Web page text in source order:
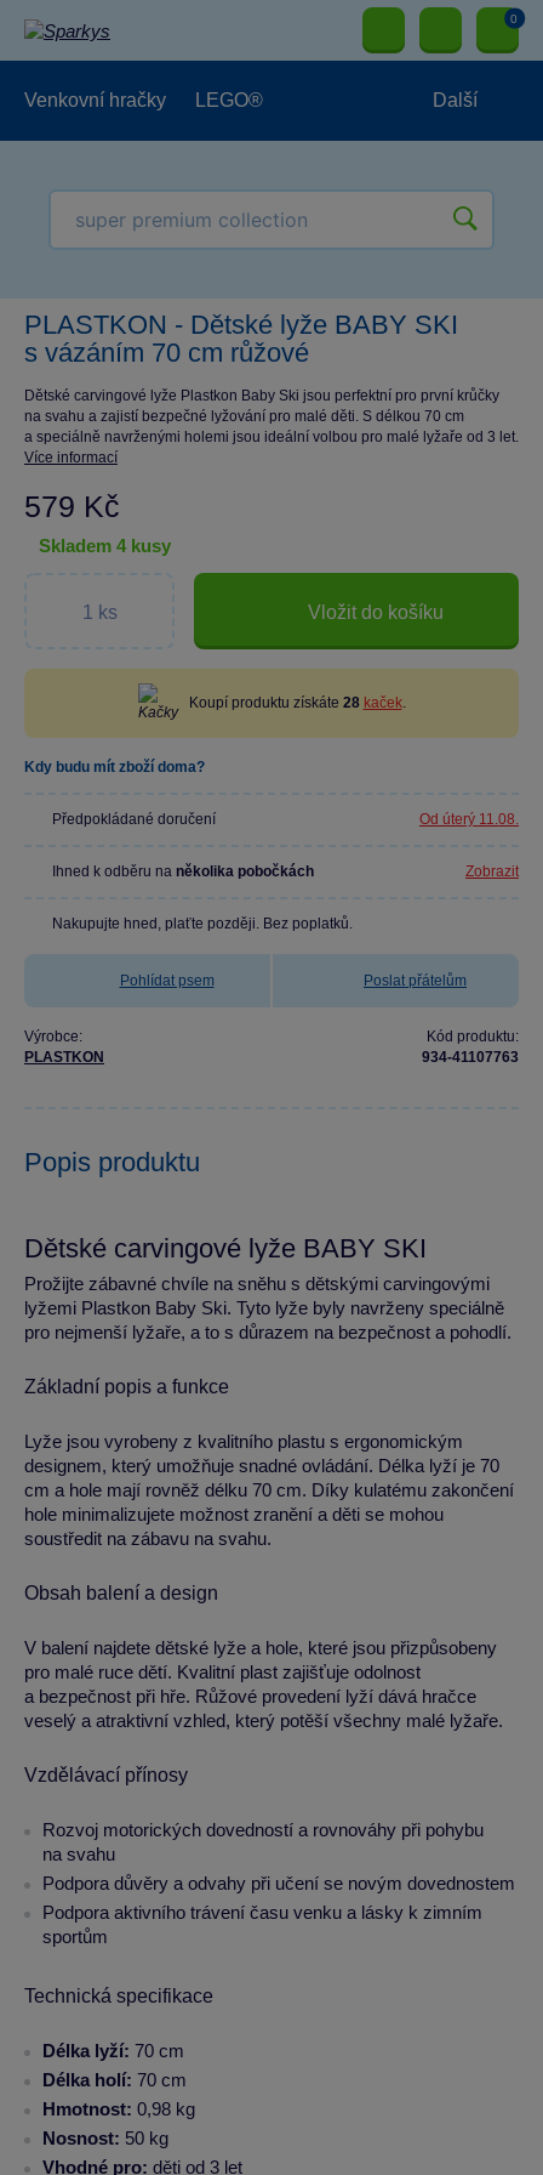
0
Venkovní hračky LEGO® Další
PLASTKON - Dětské lyže BABY SKI
s vázáním 70 cm růžové
Dětské carvingové lyže Plastkon Baby Ski jsou perfektní pro první krůčky
na svahu a zajistí bezpečné lyžování pro malé děti. S délkou 70 cm
a speciálně navrženými holemi jsou ideální volbou pro malé lyžaře od 3 let.
Více informací
579 Kč
skladem 4 kusy
Vložit do košíku
Koupí produktu získáte 28 kaček.
Kdy budu mít zboží doma?
Předpokládané doručení Od úterý 11.08.
Ihned k odběru na několika pobočkách Zobrazit
Nakupujte hned, plaťte později. Bez poplatků.
Pohlídat psem Poslat přátelům
Výrobce:
PLASTKON
Kód produktu:
934-41107763
Popis produktu
Dětské carvingové lyže BABY SKI
Prožijte zábavné chvíle na sněhu s dětskými carvingovými
lyžemi Plastkon Baby Ski. Tyto lyže byly navrženy speciálně
pro nejmenší lyžaře, a to s důrazem na bezpečnost a pohodlí.
Základní popis a funkce
Lyže jsou vyrobeny z kvalitního plastu s ergonomickým
designem, který umožňuje snadné ovládání. Délka lyží je 70
cm a hole mají rovněž délku 70 cm. Díky kulatému zakončení
hole minimalizujete možnost zranění a děti se mohou
soustředit na zábavu na svahu.
Obsah balení a design
V balení najdete dětské lyže a hole, které jsou přizpůsobeny
pro malé ruce dětí. Kvalitní plast zajišťuje odolnost
a bezpečnost při hře. Růžové provedení lyží dává hračce
veselý a atraktivní vzhled, který potěší všechny malé lyžaře.
Vzdělávací přínosy
Rozvoj motorických dovedností a rovnováhy při pohybu
na svahu
Podpora důvěry a odvahy při učení se novým dovednostem
Podpora aktivního trávení času venku a lásky k zimním
sportům
Technická specifikace
Délka lyží: 70 cm
Délka holí: 70 cm
Hmotnost: 0,98 kg
Nosnost: 50 kg
Vhodné pro: děti od 3 let